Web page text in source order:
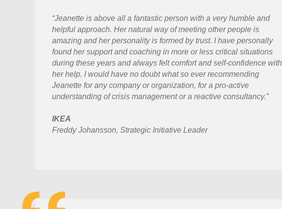
“Jeanette is above all a fantastic person with a very humble and
helpful approach. Her natural way of meeting other people is
amazing and her personality is formed by trust. I have personally
found her support and coaching in more or less critical situations
during these years and always felt comfort and self-confidence with
her help. I would have no doubt what so ever recommending
Jeanette for any company or organization, for a pro-active
understanding of crisis management or a reactive consultancy.”
IKEA
Freddy Johansson, Strategic Initiative Leader